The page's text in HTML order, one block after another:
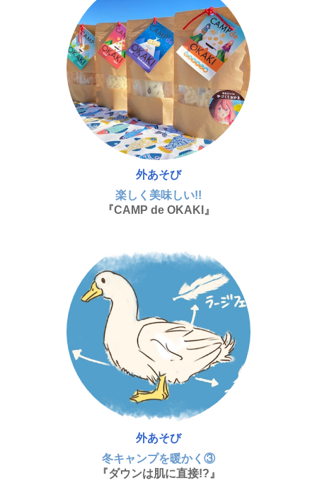
外あそび
楽しく美味しい!!
『CAMP de OKAKI』
外あそび
冬キャンプを暖かく③
『ダウンは肌に直接!?』